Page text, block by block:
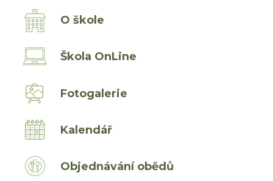
O škole
Škola OnLine
Fotogalerie
Kalendář
Objednávání obědů